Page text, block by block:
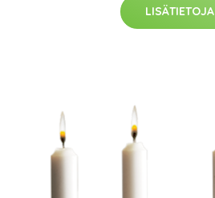
LISÄTIETOJA